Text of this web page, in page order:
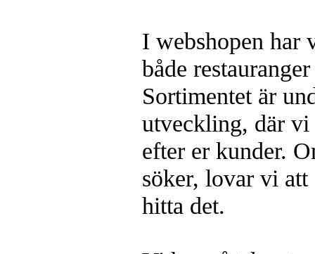
I webshopen har
både
Sortimentet är
utveckling, där vi
efter er kunder.
söker, lovar vi
hitta det.